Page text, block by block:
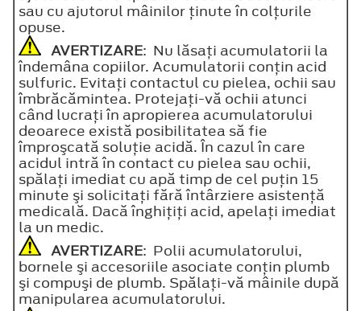
sau cu ajutorul mâinilor ţinute în colţurile
opuse.
AVERTIZARE: Nu lăsaţi acumulatorii la
îndemâna copiilor. Acumulatorii conţin acid
sulfuric. Evitaţi contactul cu pielea, ochii sau
îmbrăcămintea. Protejaţi-vă ochii atunci
când lucraţi în apropierea acumulatorului
deoarece există posibilitatea să fie
împroşcată soluţie acidă. În cazul în care
acidul intră în contact cu pielea sau ochii,
spălaţi imediat cu apă timp de cel puţin 15
minute şi solicitaţi fără întârziere asistenţă
medicală. Dacă înghiţiţi acid, apelaţi imediat
la un medic.
AVERTIZARE: Polii acumulatorului,
bornele şi accesoriile asociate conţin plumb
şi compuşi de plumb. Spălaţi-vă mâinile după
manipularea acumulatorului.